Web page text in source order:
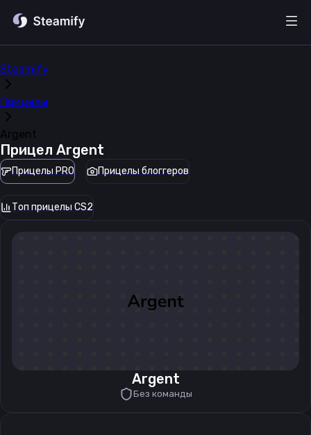
Steamify
Прицелы
Argent
Прицел Argent
Прицелы PRO Прицелы блоггеров
Топ прицелы CS2
Argent
Без команды